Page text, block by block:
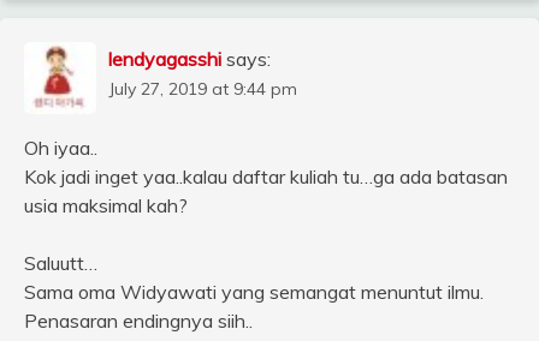
lendyagasshi says:
July 27, 2019 at 9:44 pm
Oh iyaa..
Kok jadi inget yaa..kalau daftar kuliah tu…ga ada batasan
usia maksimal kah?
Saluutt…
Sama oma Widyawati yang semangat menuntut ilmu.
Penasaran endingnya siih..